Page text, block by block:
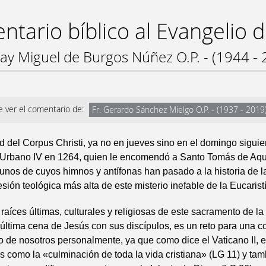
bíblico al Evangelio
Miguel de Burgos Núñez O.P. - (1944 -
ver el comentario de: Fr. Gerardo Sánchez Mielgo O.P. - (1937 -
del Corpus Christi, ya no en jueves sino en el domingo
IV en 1264, quien le encomendó a Santo Tomás de
de cuyos himnos y antífonas han pasado a la historia de
teológica más alta de este misterio inefable de la
últimas, culturales y religiosas de este sacramento de
cena de Jesús con sus discípulos, es un reto para una
de nosotros personalmente, ya que como dice el Vaticano II,
como la «culminación de toda la vida cristiana» (LG 11) y